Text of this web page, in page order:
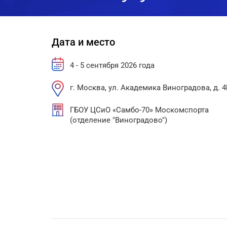
Дата и место
4 - 5 сентября 2026 года
г. Москва, ул. Академика Виноградова, д.
ГБОУ ЦСиО «Самбо-70» Москомспорта
(отделение "Виноградово")